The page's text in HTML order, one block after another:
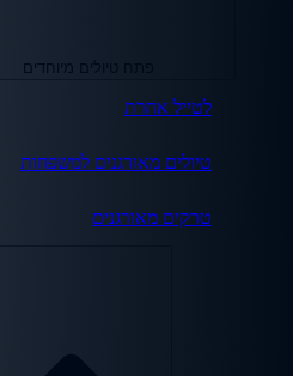
פתח טיולים מיוחדים
לטייל אחרת
טיולים מאורגנים למשפחות
טרקים מאורגנים